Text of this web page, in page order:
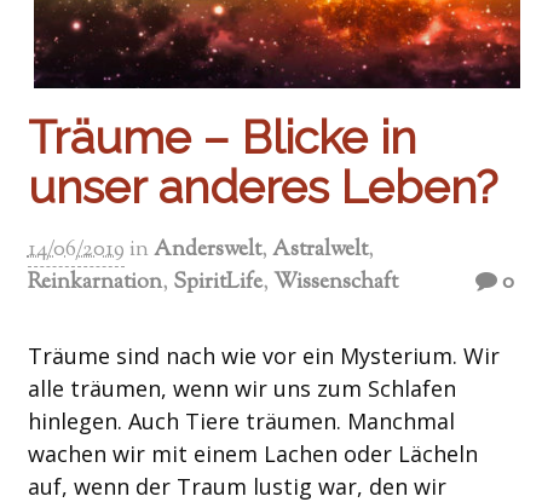
Träume – Blicke in
unser anderes Leben?
14/06/2019 inAnderswelt,Astralwelt,
Reinkarnation, SpiritLife, Wissenschaft 0
Träume sind nach wie vor ein Mysterium. Wir
alle träumen, wenn wir uns zum Schlafen
hinlegen. Auch Tiere träumen. Manchmal
wachen wir mit einem Lachen oder Lächeln
auf, wenn der Traum lustig war, den wir